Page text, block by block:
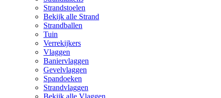
Strandstoelen
Bekijk alle Strand
Strandballen
Tuin
Verrekijkers
Vlaggen
Baniervlaggen
Gevelvlaggen
Spandoeken
Strandvlaggen
Bekijk alle Vlaggen